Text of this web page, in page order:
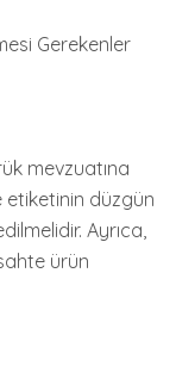
Gerekenler
mevzuatına
etiketinin düzgün
Ayrıca,
ürün